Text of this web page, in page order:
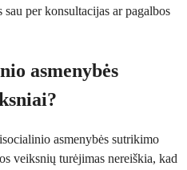
per konsultacijas ar pagalbos
asmenybės
asmenybės sutrikimo
veiksnių turėjimas nereiškia, kad